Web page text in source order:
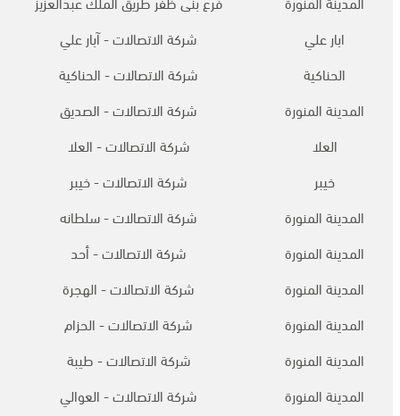
ابار علي
شركة الاتصالات - آبار علي
الحناكية
شركة الاتصالات - الحناكية
المدينة المنورة
شركة الاتصالات - الصديق
العلا
شركة الاتصالات - العلا
خيبر
شركة الاتصالات - خيبر
المدينة المنورة
شركة الاتصالات - سلطانه
المدينة المنورة
شركة الاتصالات - أحد
المدينة المنورة
شركة الاتصالات - الهجرة
المدينة المنورة
شركة الاتصالات - الحزام
المدينة المنورة
شركة الاتصالات - طيبة
المدينة المنورة
شركة الاتصالات - العوالي